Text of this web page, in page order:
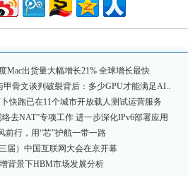
Mac出货量大幅增长21% 全球增长最快
骨文谈判破裂背后：多少GPU才能满足AI..
快跑已在11个城市开放载人测试运营服务
去NAT”专项工作 进一步深化IPv6部署应用
前行，用“芯”护航一带一路
届）中国互联网大会在京开幕
背景下HBM市场发展分析